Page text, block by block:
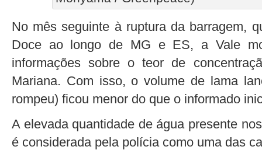
No mês seguinte à ruptura da barragem,
Doce ao longo de MG e ES, a Vale
informações sobre o teor de
Mariana. Com isso, o volume de lama
rompeu) ficou menor do que o informado
A elevada quantidade de água presente
é considerada pela polícia como uma das